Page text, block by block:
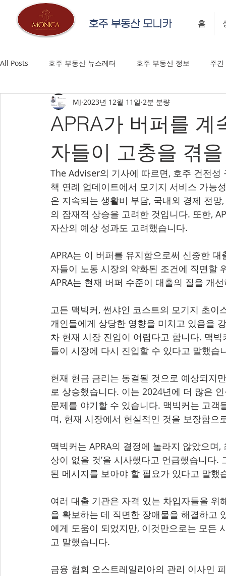
호주 부동산 모니카 홈
All Posts 호주 부동산 뉴스레터 호주 부동산 정보 주
APRA가 버퍼를 계
자들이 고충을 겪
MJ 2023년 12월 11일 2분 분량
The Adviser의 기사에 따르면, 호주 건전성
책 연례 업데이트에서 모기지 서비스 가능
은 지속되는 생활비 부담, 국내외 경제 전
의 잠재적 상승을 고려한 것입니다. 또한,
자산의 예상 성과도 고려했습니다.
APRA는 이 버퍼를 유지함으로써 신중한
자들이 노동 시장의 약화된 조건에 직면할
APRA는 현재 버퍼 수준이 대출의 질을 개
고든 맥빅커, 썬샤인 코스트의 모기지 초
개인들에게 상당한 영향을 미치고 있음을
차 현재 시장 진입이 어렵다고 합니다. 맥
들이 시장에 다시 진입할 수 있다고 말했습
현재 현금 금리는 동결될 것으로 예상되지
로 상승했습니다. 이는 2024년에 더 많은
문제를 야기할 수 있습니다. 맥빅커는 고
며, 현재 시장에서 현실적인 것을 보장함으
맥빅커는 APRA의 결정에 놀라지 않았으며
상이 없을 것’을 시사했다고 언급했습니다.
된 메시지를 보아야 할 필요가 있다고 말했
여러 대출 기관은 자격 있는 차입자들을
을 확보하는 데 직면한 장애물을 해결하고
에게 도움이 되었지만, 이것만으로는 모든
고 말했습니다.
금융 협회 오스트레일리아의 관리 이사인